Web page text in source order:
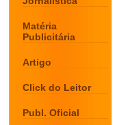
Matéria
Publicitária
Artigo
Click do Leitor
Publ. Oficial